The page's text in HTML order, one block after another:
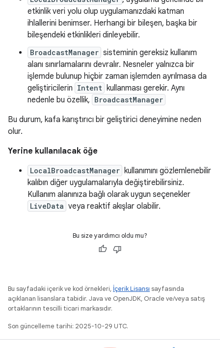
etkinlik veri yolu olup uygulamanızdaki katman
ihlallerini benimser. Herhangi bir bileşen, başka bir
bileşendeki etkinlikleri dinleyebilir.
BroadcastManager sisteminin gereksiz kullanım
alanı sınırlamalarını devralır. Nesneler yalnızca bir
işlemde bulunup hiçbir zaman işlemden ayrılmasa da
geliştiricilerin Intent kullanması gerekir. Aynı
nedenle bu özellik, BroadcastManager
Bu durum, kafa karıştırıcı bir geliştirici deneyimine neden
olur.
Yerine kullanılacak öğe
LocalBroadcastManager kullanımını gözlemlenebilir
kalıbın diğer uygulamalarıyla değiştirebilirsiniz.
Kullanım alanınıza bağlı olarak uygun seçenekler
LiveData veya reaktif akışlar olabilir.
Bu size yardımcı oldu mu?
Bu sayfadaki içerik ve kod örnekleri, İçerik Lisansı sayfasında
açıklanan lisanslara tabidir. Java ve OpenJDK, Oracle ve/veya satış
ortaklarının tescilli ticari markasıdır.
Son güncelleme tarihi: 2025-10-29 UTC.